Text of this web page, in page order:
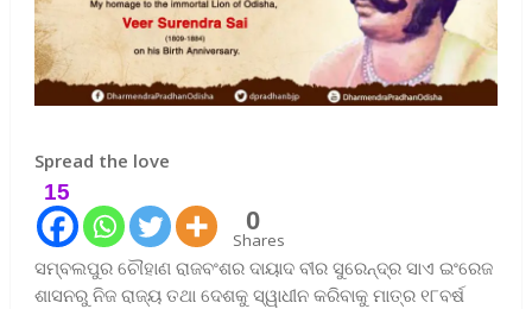
Spread the love
15
0
Shares
ସମ୍ବଲପୁର ଚୌହାଣ ରାଜବଂଶର ଦାୟାଦ ବୀର ସୁରେନ୍ଦ୍ର ସାଏ ଇଂରେଜ
ଶାସନରୁ ନିଜ ରାଜ୍ୟ ତଥା ଦେଶକୁ ସ୍ୱାଧୀନ କରିବାକୁ ମାତ୍ର ୧୮ବର୍ଷ